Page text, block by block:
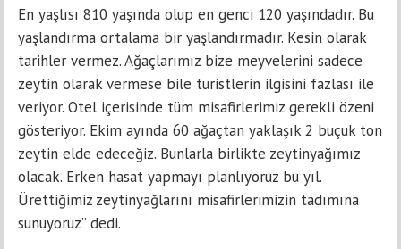
En yaşlısı 810 yaşında olup en genci 120 yaşındadır. Bu
yaşlandırma ortalama bir yaşlandırmadır. Kesin olarak
tarihler vermez. Ağaçlarımız bize meyvelerini sadece
zeytin olarak vermese bile turistlerin ilgisini fazlası ile
veriyor. Otel içerisinde tüm misafirlerimiz gerekli özeni
gösteriyor. Ekim ayında 60 ağaçtan yaklaşık 2 buçuk ton
zeytin elde edeceğiz. Bunlarla birlikte zeytinyağımız
olacak. Erken hasat yapmayı planlıyoruz bu yıl.
Ürettiğimiz zeytinyağlarını misafirlerimizin tadımına
sunuyoruz” dedi.